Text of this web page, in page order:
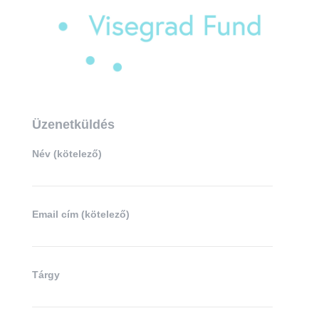
Üzenetküldés
Név (kötelező)
Email cím (kötelező)
Tárgy